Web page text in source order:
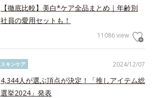
【徹底比較】美白*ケア全品まとめ｜年齢別
社員の愛用セットも！
11086 view
2024/12/07
スキンケア
4,344人が選ぶ頂点が決定！「推しアイテム総
選挙2024」発表